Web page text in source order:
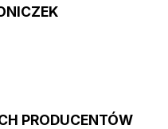
PRODUCENTÓW